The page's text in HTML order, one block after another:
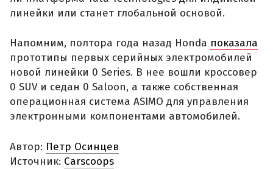
линейки или станет глобальной основой.
Напомним, полтора года назад Honda показала
прототипы первых серийных электромобилей
новой линейки 0 Series. В нее вошли кроссовер
0 SUV и седан 0 Saloon, а также собственная
операционная система ASIMO для управления
электронными компонентами автомобилей.
Автор: Петр Осинцев
Источник: Carscoops